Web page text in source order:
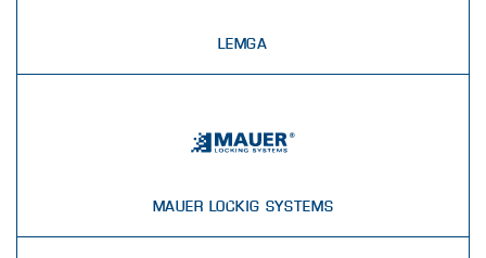
LEMGA
MAUER LOCKIG SYSTEMS